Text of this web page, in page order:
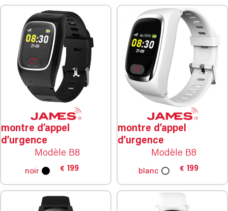
montre d’appel
d’urgence
Modèle B8
noir € 199
montre d’appel
d’urgence
Modèle B8
blanc € 199